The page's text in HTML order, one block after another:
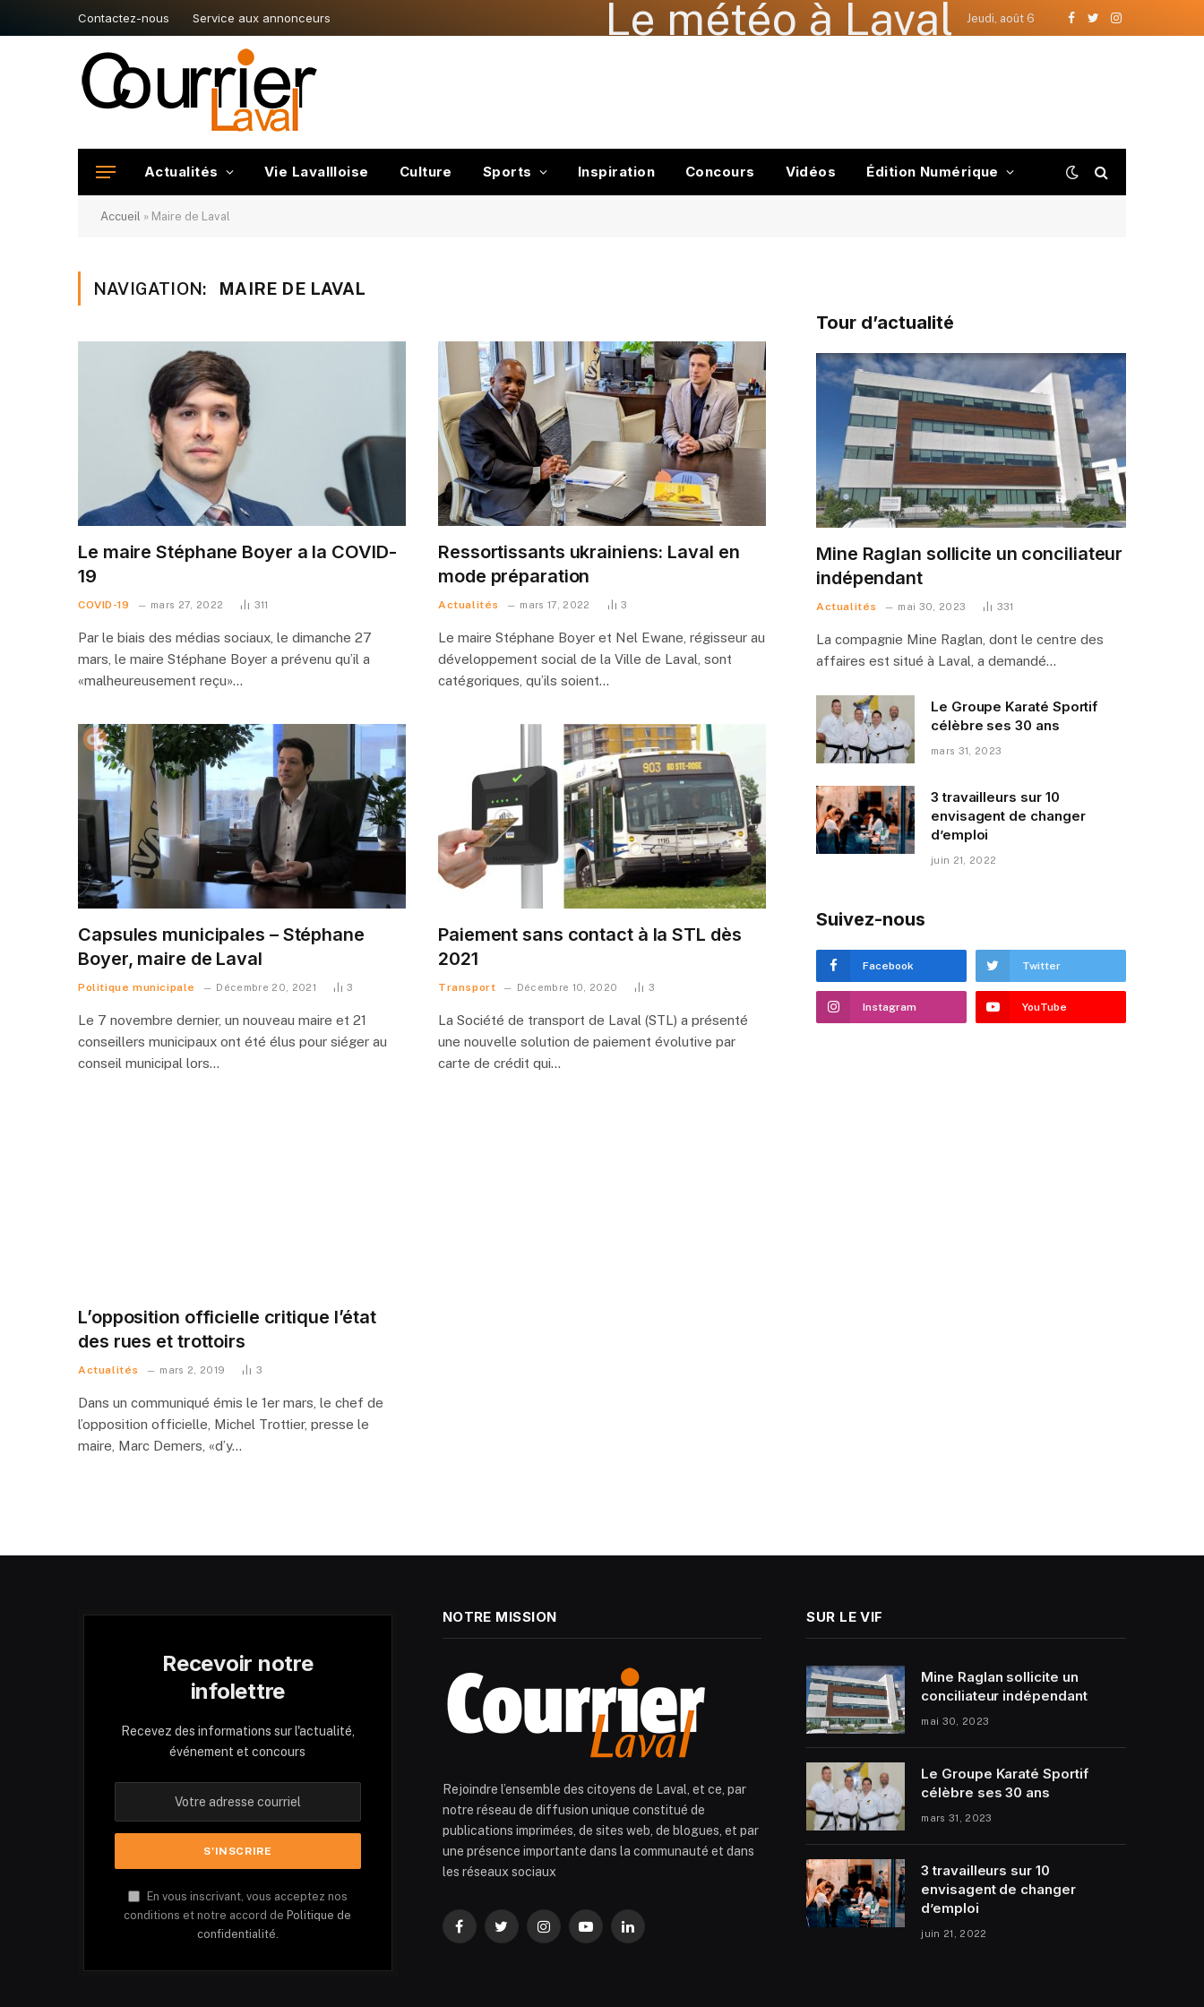
Contactez-nous Service aux annonceurs Le météo à Laval Jeudi, août 6
Facebook
TwitterInstagram
Actualités Vie Lavallloise Culture Sports Inspiration Concours Vidéos Édition Numérique
Accueil » Maire de Laval
NAVIGATION: MAIRE DE LAVAL
Le maire Stéphane Boyer a la COVID-
19
COVID-19 mars 27, 2022 311
Par le biais des médias sociaux, le dimanche 27
mars, le maire Stéphane Boyer a prévenu qu’il a
«malheureusement reçu»…
Ressortissants ukrainiens: Laval en
mode préparation
Actualités mars 17, 2022 3
Le maire Stéphane Boyer et Nel Ewane, régisseur au
développement social de la Ville de Laval, sont
catégoriques, qu’ils soient…
Capsules municipales – Stéphane
Boyer, maire de Laval
Politique municipale Décembre 20, 2021 3
Le 7 novembre dernier, un nouveau maire et 21
conseillers municipaux ont été élus pour siéger au
conseil municipal lors…
Paiement sans contact à la STL dès
2021
Transport Décembre 10, 2020 3
La Société de transport de Laval (STL) a présenté
une nouvelle solution de paiement évolutive par
carte de crédit qui…
L’opposition officielle critique l’état
des rues et trottoirs
Actualités mars 2, 2019 3
Dans un communiqué émis le 1er mars, le chef de
l’opposition officielle, Michel Trottier, presse le
maire, Marc Demers, «d’y…
Tour d’actualité
Mine Raglan sollicite un conciliateur
indépendant
Actualités mai 30, 2023 331
La compagnie Mine Raglan, dont le centre des
affaires est situé à Laval, a demandé…
Le Groupe Karaté Sportif
célèbre ses 30 ans
mars 31, 2023
3 travailleurs sur 10
envisagent de changer
d’emploi
juin 21, 2022
Suivez-nous
Facebook Twitter
Instagram YouTube
Recevoir notre
infolettre
Recevez des informations sur l'actualité,
événement et concours
En vous inscrivant, vous acceptez nos
conditions et notre accord dePolitique de
confidentialité.
NOTRE MISSION
Rejoindre l’ensemble des citoyens de Laval, et ce, par
notre réseau de diffusion unique constitué de
publications imprimées, de sites web, de blogues, et par
une présence importante dans la communauté et dans
les réseaux sociaux
FacebookTwitterInstagramYouTubeLinkedIn
SUR LE VIF
Mine Raglan sollicite un
conciliateur indépendant
mai 30, 2023
Le Groupe Karaté Sportif
célèbre ses 30 ans
mars 31, 2023
3 travailleurs sur 10
envisagent de changer
d’emploi
juin 21, 2022